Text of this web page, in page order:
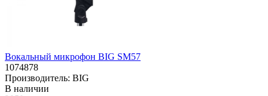
Вокальный микрофон BIG SM57
1074878
Производитель: BIG
В наличии